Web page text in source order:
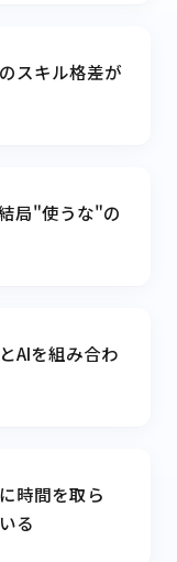
スキル格差が
局"使うな"の
AIを組み合わ
時間を取ら
る